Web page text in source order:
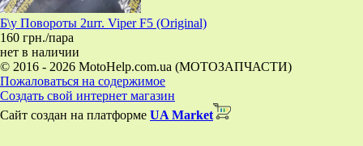
Б\у Повороты 2шт. Viper F5 (Original)
160 грн./пара
нет в наличии
© 2016 - 2026 MotoHelp.com.ua (МОТОЗАПЧАСТИ)
Пожаловаться на содержимое
Создать свой интернет магазин
Сайт создан на платформе UA Market